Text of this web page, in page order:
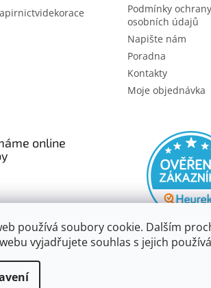
používá soubory cookie. Dalším
vyjadřujete souhlas s jejich
Podmínky ochrany
osobních údajů
Napište nám
Poradna
Kontakty
Moje objednávka
online
vyhrazena.